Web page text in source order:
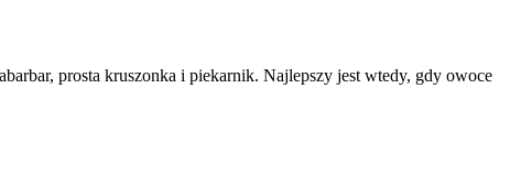
prosta kruszonka i piekarnik. Najlepszy jest wtedy, gdy owoce